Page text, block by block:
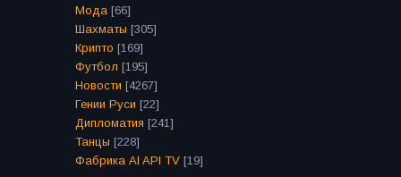
Мода [66]
Шахматы [305]
Крипто [169]
Футбол [195]
Новости [4267]
Гении Руси [22]
Дипломатия [241]
Танцы [228]
Фабрика AI API TV [19]